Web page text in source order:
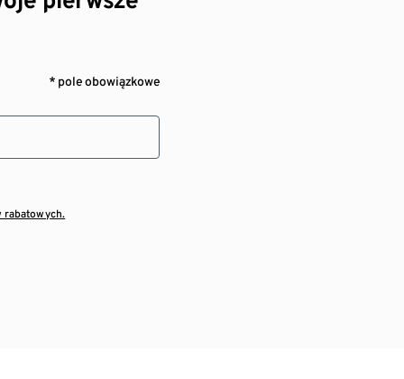
* pole obowiązkowe
rabatowych.